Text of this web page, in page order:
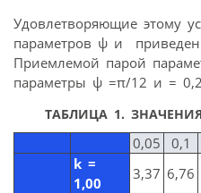
Удовлетворяющие этому
параметров ψ и
Приемлемой парой
параметры ψ =π/12 и =
ТАБЛИЦА 1.
0,05 0,1
k =
1,00
3,37 6,76